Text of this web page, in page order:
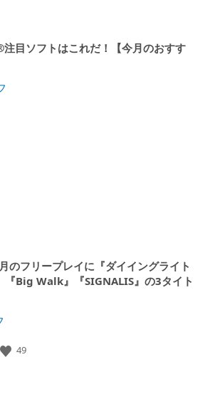
目ソフトはこれだ！【今月のおすす
フリープレイに『ダイイングライト
『Big Walk』『SIGNALIS』の3タイト
49